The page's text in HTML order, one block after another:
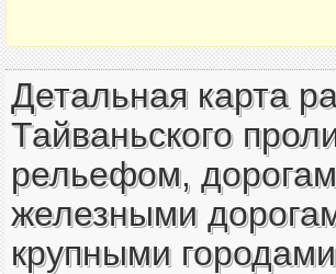
Детальная карта
Тайваньского
рельефом,
железными
крупными